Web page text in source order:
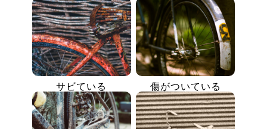
サビている 傷がついている